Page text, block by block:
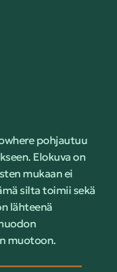
pohjautuu
Elokuva on
mukaan ei
silta toimii sekä
lähteenä
muotoon.